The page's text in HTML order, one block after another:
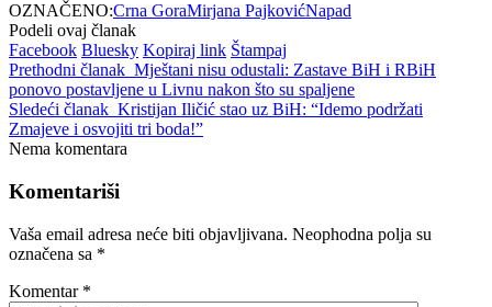
OZNAČENO:Crna GoraMirjana PajkovićNapad
Podeli ovaj članak
Facebook Bluesky Kopiraj link Štampaj
Prethodni članak Mještani nisu odustali: Zastave BiH i RBiH
ponovo postavljene u Livnu nakon što su spaljene
Sledeći članak Kristijan Iličić stao uz BiH: “Idemo podržati
Zmajeve i osvojiti tri boda!”
Nema komentara
Komentariši
Vaša email adresa neće biti objavljivana. Neophodna polja su
označena sa *
Komentar *